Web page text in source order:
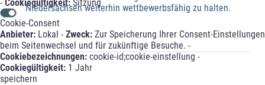
- Cookiegültigkeit:Sitzung
Cookie-Consent
Anbieter: Lokal - Zweck: Zur Speicherung Ihrer Consent-Einstellungen
beim Seitenwechsel und für zukünftige Besuche. -
Cookiebezeichnungen: cookie-id;cookie-einstellung -
Cookiegültigkeit: 1 Jahr
speichern
Niedersachsen weiterhin wettbewerbsfähig zu halten.